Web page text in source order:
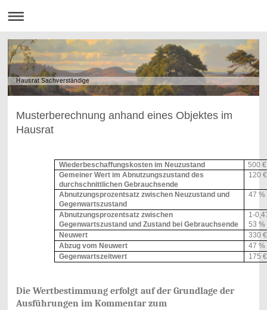
Hausrat Sachverständige
Musterberechnung anhand eines Objektes im
Hausrat
Wiederbeschaffungskosten im Neuzustand
500 €
Gemeiner Wert im Abnutzungszustand des
durchschnittlichen Gebrauchsende
120 €
Abnutzungsprozentsatz zwischen Neuzustand und
Gegenwartszustand
47 %
Abnutzungsprozentsatz zwischen
Gegenwartszustand und Zustand bei Gebrauchsende
1-
53 %
Neuwert
330 €
Abzug vom Neuwert
47 %
Gegenwartszeitwert
175 €
Die Wertbestimmung erfolgt auf der Grundlage der
Ausführungen im Kommentar zum